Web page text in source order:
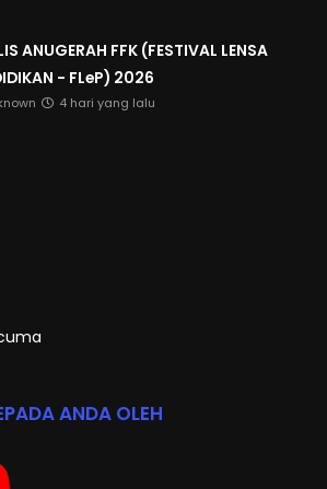
ANUGERAH FFK (FESTIVAL LENSA
- FLeP) 2026
4 hari yang lalu
ANDA OLEH